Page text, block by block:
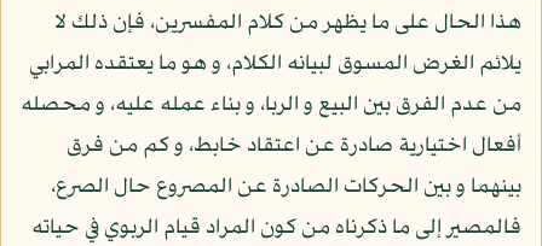
هذا الحال على ما يظهر من كلام المفسرين، فإن ذلك لا
يلائم الغرض المسوق لبيانه الكلام، و هو ما يعتقده المرابي
من عدم الفرق بين البيع و الربا، و بناء عمله عليه، و محصله
أفعال اختيارية صادرة عن اعتقاد خابط، و كم من فرق
بينهما و بين الحركات الصادرة عن المصروع حال الصرع،
فالمصير إلى ما ذكرناه من كون المراد قيام الربوي في حياته